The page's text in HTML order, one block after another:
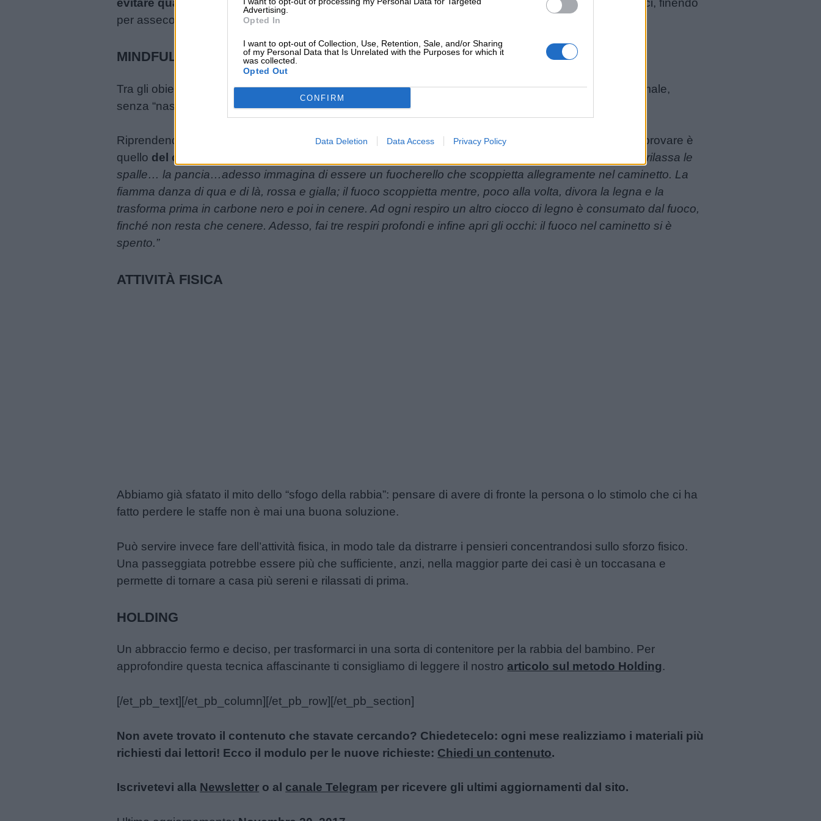
Advertising.
Opted In
I want to opt-out of Collection, Use, Retention, Sale, and/or Sharing
of my Personal Data that Is Unrelated with the Purposes for which it
was collected.
Opted Out
CONFIRM
Data Deletion Data Access Privacy Policy
evitare quanto più possibile le situazioni di stress, specialmente quando poi non potremmo imporci, finendo
per assecondare la rabbia del bambino.
MINDFULNESS
Tra gli obiettivi principali della mindfulness c’è proprio quello di riuscire a gestire la rabbia in modo ottimale,
senza “nasconderla”, al contrario, evitando che possa danneggiare noi e chi ci sta intorno.
Riprendendo la metafora con cui abbiamo aperto l’articolo, un esercizio ispirato alla
da provare è
quello del caminetto
L’aria entra, l’aria esce… senti l’aria nella pancia… senti che si rilassa il viso… rilassa le
spalle… la pancia…adesso immagina di essere un fuocherello che scoppietta allegramente nel caminetto. La
fiamma danza di qua e di là, rossa e gialla; il fuoco scoppietta mentre, poco alla volta, divora la legna e la
trasforma prima in carbone nero e poi in cenere. Ad ogni respiro un altro ciocco di legno è consumato dal fuoco,
finché non resta che cenere. Adesso, fai tre respiri profondi e infine apri gli occhi: il fuoco nel caminetto si è
spento.”
ATTIVITÀ FISICA
Abbiamo già sfatato il mito dello “sfogo della rabbia”: pensare di avere di fronte la persona o lo stimolo che ci ha
fatto perdere le staffe non è mai una buona soluzione.
Può servire invece fare dell’attività fisica, in modo tale da distrarre i pensieri concentrandosi sullo sforzo fisico.
Una passeggiata potrebbe essere più che sufficiente, anzi, nella maggior parte dei casi è un toccasana e
permette di tornare a casa più sereni e rilassati di prima.
HOLDING
Un abbraccio fermo e deciso, per trasformarci in una sorta di contenitore per la rabbia del bambino. Per
approfondire questa tecnica affascinante ti consigliamo di leggere il nostroarticolo sul metodo Holding.
[/et_pb_text][/et_pb_column][/et_pb_row][/et_pb_section]
Non avete trovato il contenuto che stavate cercando? Chiedetecelo: ogni mese realizziamo i materiali più
richiesti dai lettori! Ecco il modulo per le nuove richieste: Chiedi un contenuto.
Iscrivetevi alla Newsletter o al canale Telegram per ricevere gli ultimi aggiornamenti dal sito.